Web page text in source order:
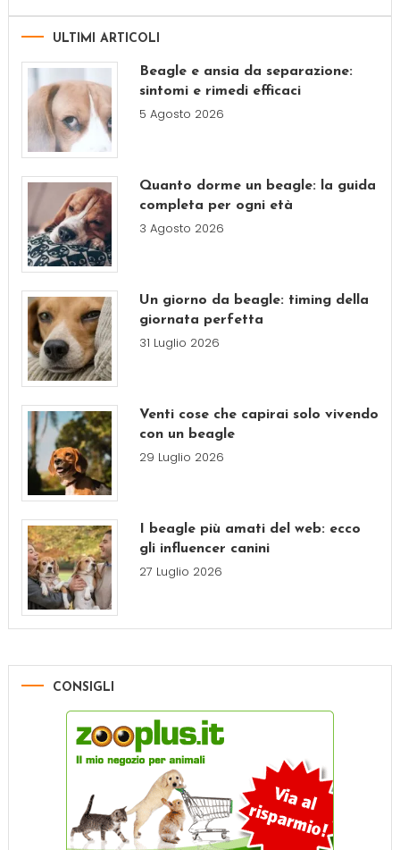
ULTIMI ARTICOLI
Beagle e ansia da separazione:
sintomi e rimedi efficaci
5 Agosto 2026
Quanto dorme un beagle: la guida
completa per ogni età
3 Agosto 2026
Un giorno da beagle: timing della
giornata perfetta
31 Luglio 2026
Venti cose che capirai solo vivendo
con un beagle
29 Luglio 2026
I beagle più amati del web: ecco
gli influencer canini
27 Luglio 2026
CONSIGLI